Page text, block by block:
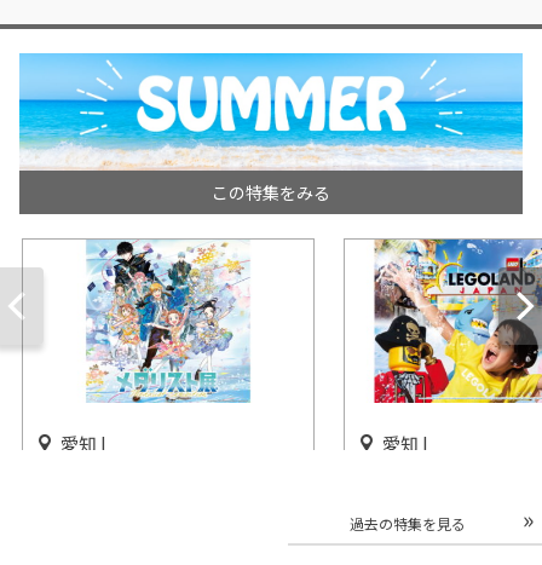
この特集をみる
愛知 | 愛知 |
開催中
過去の特集を見る